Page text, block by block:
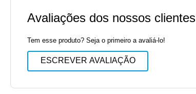
Avaliações dos nossos clientes
Tem esse produto? Seja o primeiro a avaliá-lo!
ESCREVER AVALIAÇÃO